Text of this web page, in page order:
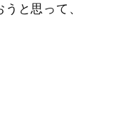
と思って、